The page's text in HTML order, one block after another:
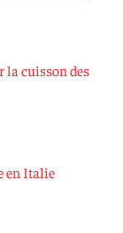
la cuisson des
en Italie